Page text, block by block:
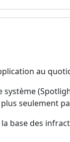
au
seulement
base des